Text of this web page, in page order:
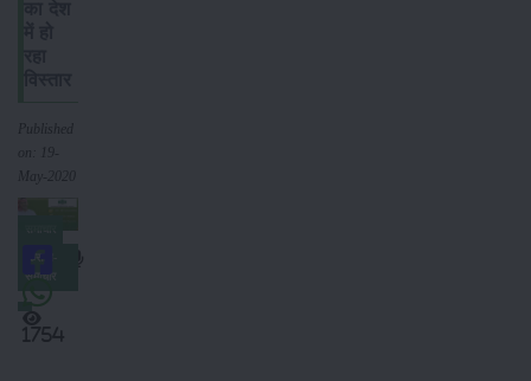
Published
on: 19-
May-2020
समाचार
1754